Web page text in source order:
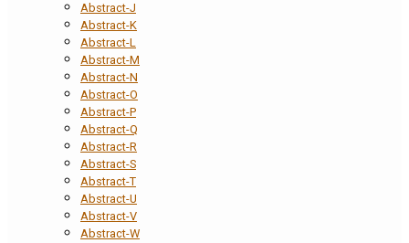
Abstract-J
Abstract-K
Abstract-L
Abstract-M
Abstract-N
Abstract-O
Abstract-P
Abstract-Q
Abstract-R
Abstract-S
Abstract-T
Abstract-U
Abstract-V
Abstract-W